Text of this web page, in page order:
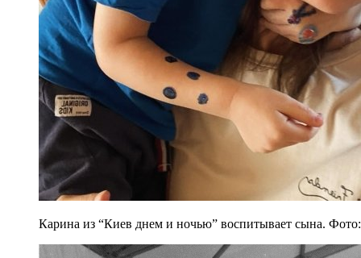
Карина из “Киев днем и ночью” воспитывает сына. Фото: